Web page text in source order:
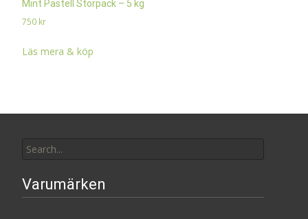
Mint Pastell Storpack – 5 kg
750 kr
Läs mera & köp
for:
Varumärken